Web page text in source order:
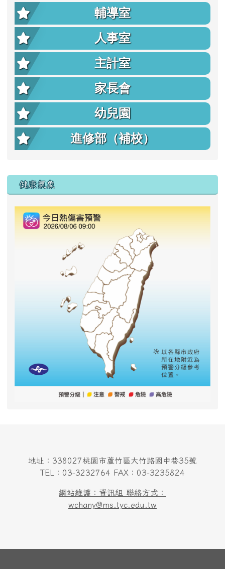
輔導室
人事室
主計室
家長會
幼兒園
進修部（補校）
右邊區域內容
健康氣象
地址：338027桃園市蘆竹區大竹路國中巷35號
TEL：03-3232764 FAX：03-3235824
網站維護：資訊組 聯絡方式：
wchany@ms.tyc.edu.tw